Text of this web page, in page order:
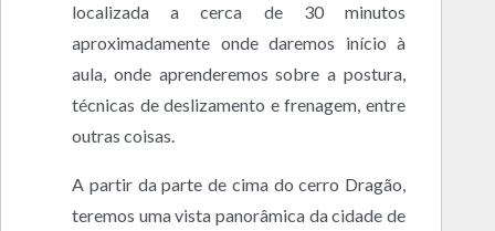
localizada a cerca de 30 minutos
aproximadamente onde daremos início à
aula, onde aprenderemos sobre a postura,
técnicas de deslizamento e frenagem, entre
outras coisas.
A partir da parte de cima do cerro Dragão,
teremos uma vista panorâmica da cidade de